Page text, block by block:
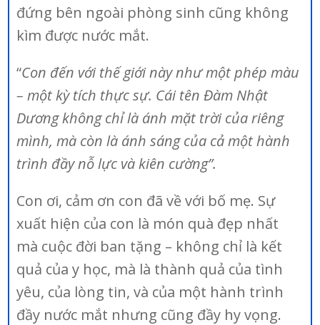
đứng bên ngoài phòng sinh cũng không
kìm được nước mắt.
“Con đến với thế giới này như một phép màu
– một kỳ tích thực sự. Cái tên Đàm Nhật
Dương không chỉ là ánh mặt trời của riêng
mình, mà còn là ánh sáng của cả một hành
trình đầy nỗ lực và kiên cường”.
Con ơi, cảm ơn con đã về với bố mẹ. Sự
xuất hiện của con là món quà đẹp nhất
mà cuộc đời ban tặng – không chỉ là kết
quả của y học, mà là thành quả của tình
yêu, của lòng tin, và của một hành trình
đầy nước mắt nhưng cũng đầy hy vọng.